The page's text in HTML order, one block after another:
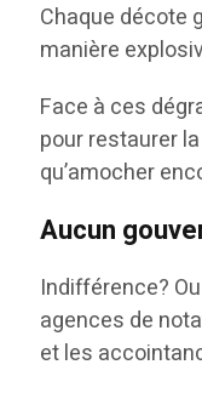
Chaque décote
manière
Face à ces
pour restaurer
qu’amocher
Aucun
Indifférence?
agences de
et les